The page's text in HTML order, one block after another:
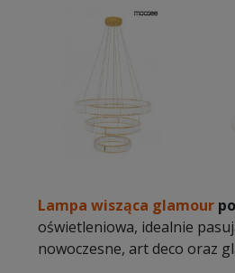
Lampa wisząca glamour
oświetleniowa, idealnie
nowoczesne, art deco oraz